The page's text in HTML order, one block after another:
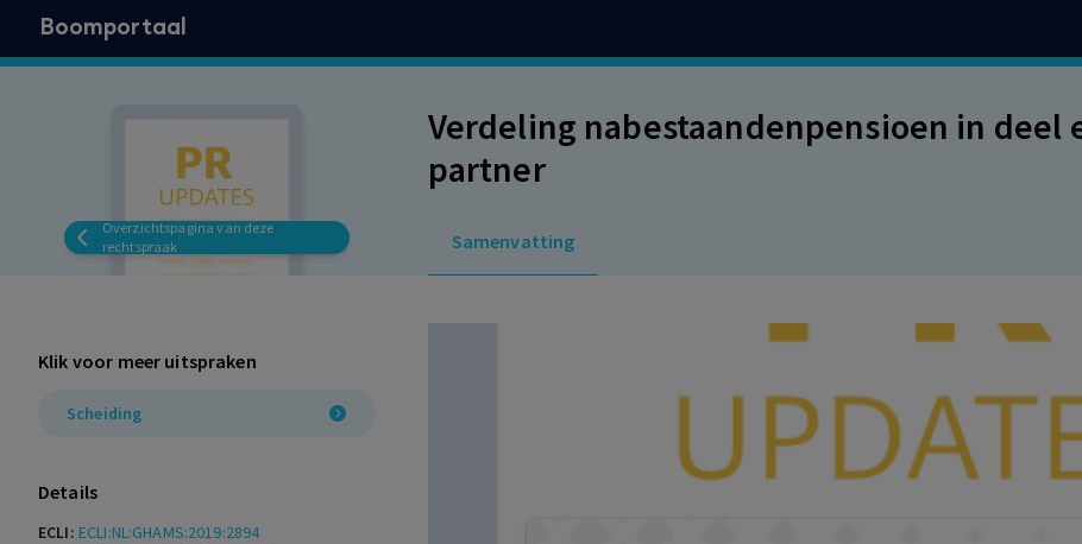
Boomportaal
Overzichtspagina van deze
rechtspraak
Verdeling nabestaandenpensioen in deel
partner
Samenvatting
Klik voor meer uitspraken
Scheiding
Details
ECLI: ECLI:NL:GHAMS:2019:2894